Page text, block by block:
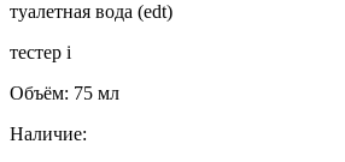
туалетная вода (edt)
тестер i
Объём: 75 мл
Наличие: